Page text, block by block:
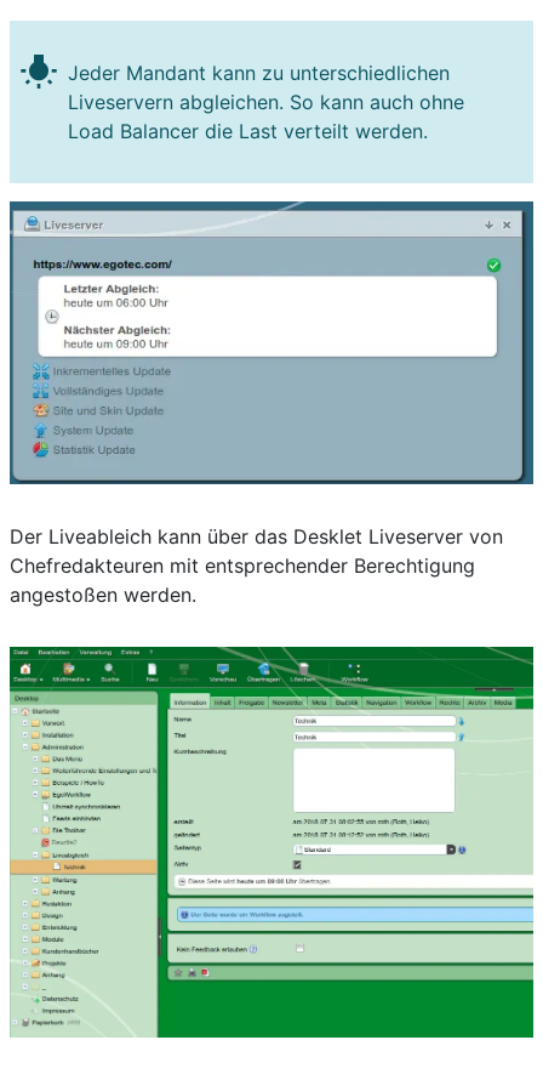
wb_incandescent Jeder Mandant kann zu unterschiedlichen
Liveservern abgleichen. So kann auch ohne
Load Balancer die Last verteilt werden.
Der Liveableich kann über das Desklet Liveserver von
Chefredakteuren mit entsprechender Berechtigung
angestoßen werden.